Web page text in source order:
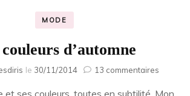
MODE
d’automne
le 30/11/2014 13 commentaires
et ses couleurs, toutes en subtilité. Mon